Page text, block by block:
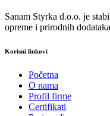
Sanam Styrka d.o.o. je
opreme i prirodnih
Korisni linkovi
Početna
O nama
Profil firme
Certifikati